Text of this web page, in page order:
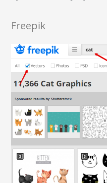
Freepik